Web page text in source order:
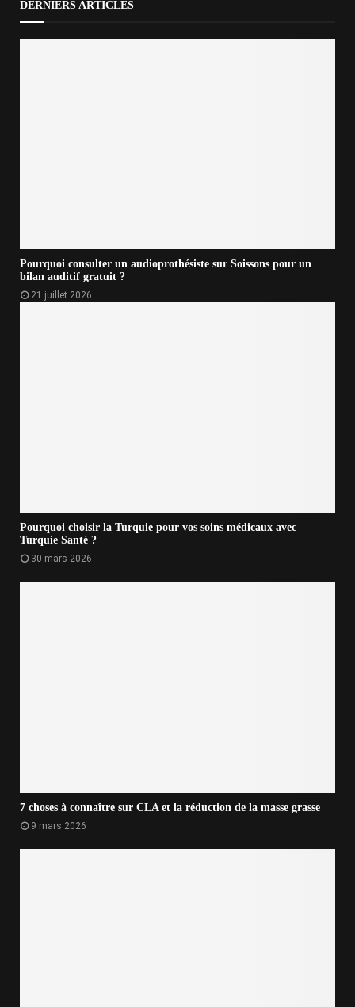
DERNIERS ARTICLES
Pourquoi consulter un audioprothésiste sur Soissons pour un
bilan auditif gratuit ?
21 juillet 2026
Pourquoi choisir la Turquie pour vos soins médicaux avec
Turquie Santé ?
30 mars 2026
7 choses à connaître sur CLA et la réduction de la masse grasse
9 mars 2026